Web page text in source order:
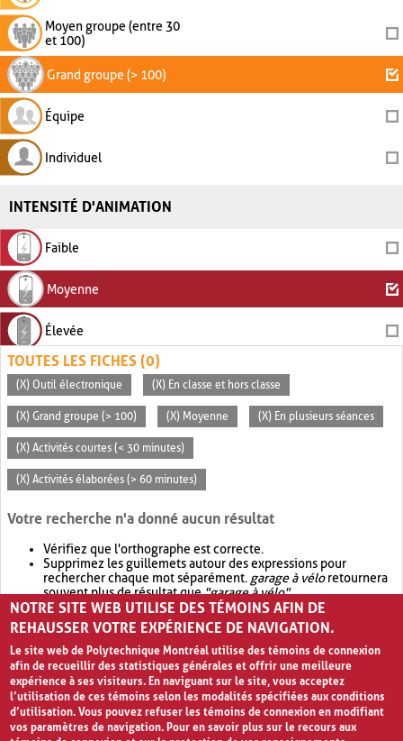
Moyen groupe (entre 30
et 100)
Grand groupe (> 100)
Équipe
Individuel
INTENSITÉ D'ANIMATION
Faible
Moyenne
Élevée
TOUTES LES FICHES (0)
(X) Outil électronique (X) En classe et hors classe
(X) Grand groupe (> 100) (X) Moyenne (X) En plusieurs séances
(X) Activités courtes (< 30 minutes)
(X) Activités élaborées (> 60 minutes)
Votre recherche n'a donné aucun résultat
Vérifiez que l'orthographe est correcte.
Supprimez les guillemets autour des expressions pour
rechercher chaque mot séparément. garage à véloretournera
souvent plus de résultat que"garage à vélo".
Envisagez d'élargir votre recherche avec OR.garage OR vélo
retournera souvent plus de résultat quegarage à vélo
NOTRE SITE WEB UTILISE DES TÉMOINS AFIN DE
REHAUSSER VOTRE EXPÉRIENCE DE NAVIGATION.
Le site web de Polytechnique Montréal utilise des témoins de connexion
afin de recueillir des statistiques générales et offrir une meilleure
expérience à ses visiteurs. En naviguant sur le site, vous acceptez
l’utilisation de ces témoins selon les modalités spécifiées aux conditions
d’utilisation. Vous pouvez refuser les témoins de connexion en modifiant
vos paramètres de navigation. Pour en savoir plus sur le recours aux